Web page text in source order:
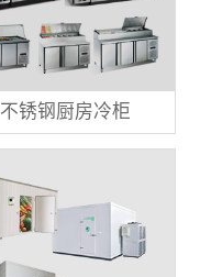
不锈钢厨房冷柜